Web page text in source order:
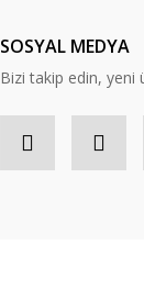
SOSYAL MEDYA
Bizi takip edin, yeni